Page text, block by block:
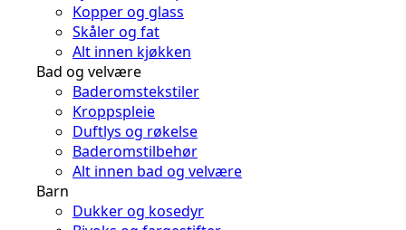
Kopper og glass
Skåler og fat
Alt innen kjøkken
Bad og velvære
Baderomstekstiler
Kroppspleie
Duftlys og røkelse
Baderomstilbehør
Alt innen bad og velvære
Barn
Dukker og kosedyr